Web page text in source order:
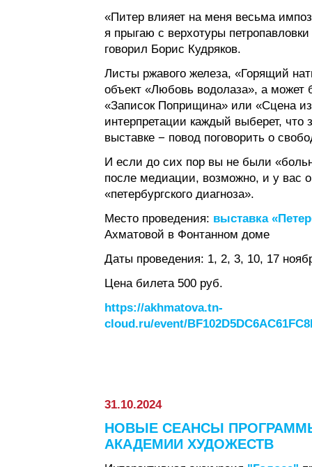
«Питер влияет на меня весьма
я прыгаю с верхотуры
говорил Борис Кудряков.
Листы ржавого железа, «Горящий
объект «Любовь водолаза», а может
«Записок Поприщина» или «Сцена
интерпретации каждый выберет, что
выставке − повод поговорить о
И если до сих пор вы не были
после медиации, возможно, и у вас
«петербургского диагноза».
Место проведения: выставка
Ахматовой в Фонтанном доме
Даты проведения: 1, 2, 3, 10, 17
Цена билета 500 руб.
https://akhmatova.tn-
cloud.ru/event/
31.10.2024
НОВЫЕ СЕАНСЫ
АКАДЕМИИ ХУДОЖЕСТВ